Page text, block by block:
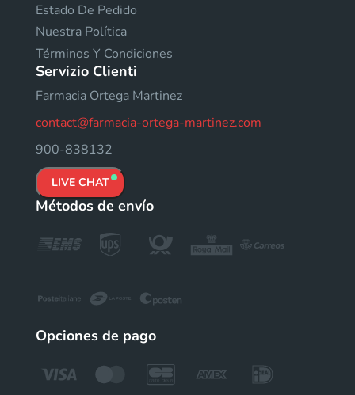
Estado De Pedido
Nuestra Política
Términos Y Condiciones
Servizio Clienti
Farmacia Ortega Martinez
contact@farmacia-ortega-martinez.com
900-838132
LIVE CHAT
Métodos de envío
Opciones de pago